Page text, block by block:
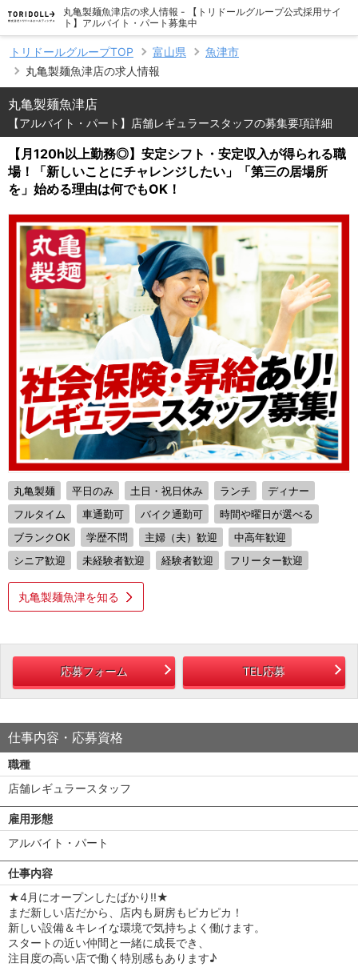
丸亀製麺魚津店の求人情報 - 【トリドールグループ公式採用サイ
ト】アルバイト・パート募集中
トリドールグループTOP 富山県
魚津市
丸亀製麺魚津店の求人情報
丸亀製麺魚津店
【アルバイト・パート】店舗レギュラースタッフの募集要項詳細
【月120h以上勤務◎】安定シフト・安定収入が得られる職
場！「新しいことにチャレンジしたい」「第三の居場所
を」始める理由は何でもOK！
丸亀製麺 平日のみ 土日・祝日休み ランチ
ディナー
フルタイム
車通勤可 バイク通勤可
時間や曜日が選べる
ブランクOK
学歴不問 主婦（夫）歓迎
中高年歓迎
シニア歓迎
未経験者歓迎 経験者歓迎 フリーター歓迎
丸亀製麺魚津を知る
応募フォーム TEL応募
仕事内容・応募資格
職種
店舗レギュラースタッフ
雇用形態
アルバイト・パート
仕事内容
★4月にオープンしたばかり!!★
まだ新しい店だから、店内も厨房もピカピカ！
新しい設備＆キレイな環境で気持ちよく働けます。
スタートの近い仲間と一緒に成長でき、
注目度の高い店で働く特別感もあります♪